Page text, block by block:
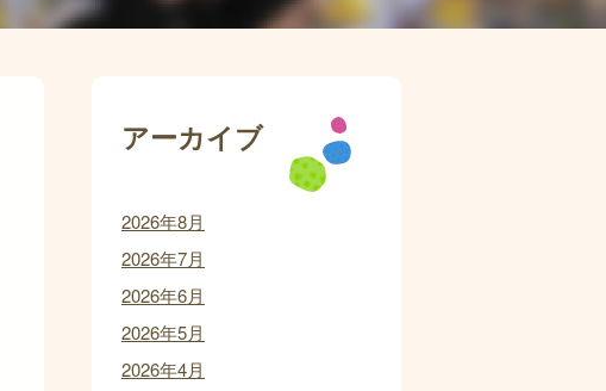
アーカイブ
2026年8月
2026年7月
2026年6月
2026年5月
2026年4月